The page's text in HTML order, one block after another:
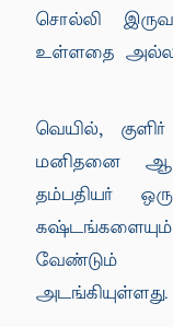
சொல்லி
உள்ளதை
வெயில்,
மனிதனை
தம்பதியர்
வேண்டும்
அடங்கியுள்ளது.